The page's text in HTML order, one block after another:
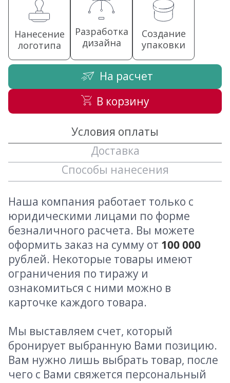
Нанесение
логотипа
Разработка
дизайна
Создание
упаковки
На расчет
В корзину
Условия оплаты
Доставка
Способы нанесения
Наша компания работает только с
юридическими лицами по форме
безналичного расчета. Вы можете
оформить заказ на сумму от 100 000
рублей. Некоторые товары имеют
ограничения по тиражу и
ознакомиться с ними можно в
карточке каждого товара.
Мы выставляем счет, который
бронирует выбранную Вами позицию.
Вам нужно лишь выбрать товар, после
чего с Вами свяжется персональный